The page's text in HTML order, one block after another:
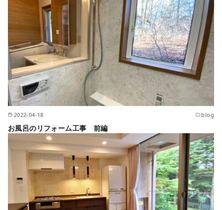
2022-04-18 blog
お風呂のリフォーム工事 前編